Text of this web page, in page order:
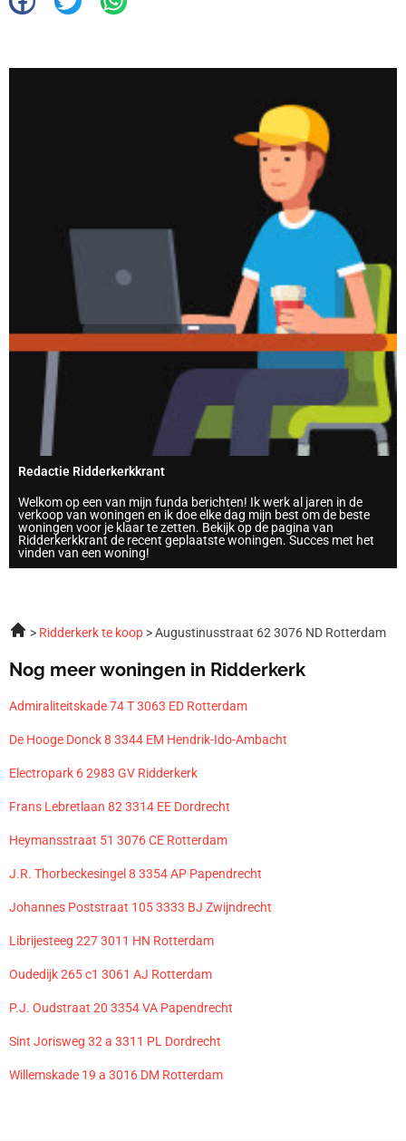
Redactie Ridderkerkkrant
Welkom op een van mijn funda berichten! Ik werk al jaren in de
verkoop van woningen en ik doe elke dag mijn best om de beste
woningen voor je klaar te zetten. Bekijk op de pagina van
Ridderkerkkrant de recent geplaatste woningen. Succes met het
vinden van een woning!
Ridderkerk te koop Augustinusstraat 62 3076 ND Rotterdam
Nog meer woningen in Ridderkerk
Admiraliteitskade 74 T 3063 ED Rotterdam
De Hooge Donck 8 3344 EM Hendrik-Ido-Ambacht
Electropark 6 2983 GV Ridderkerk
Frans Lebretlaan 82 3314 EE Dordrecht
Heymansstraat 51 3076 CE Rotterdam
J.R. Thorbeckesingel 8 3354 AP Papendrecht
Johannes Poststraat 105 3333 BJ Zwijndrecht
Librijesteeg 227 3011 HN Rotterdam
Oudedijk 265 c1 3061 AJ Rotterdam
P.J. Oudstraat 20 3354 VA Papendrecht
Sint Jorisweg 32 a 3311 PL Dordrecht
Willemskade 19 a 3016 DM Rotterdam